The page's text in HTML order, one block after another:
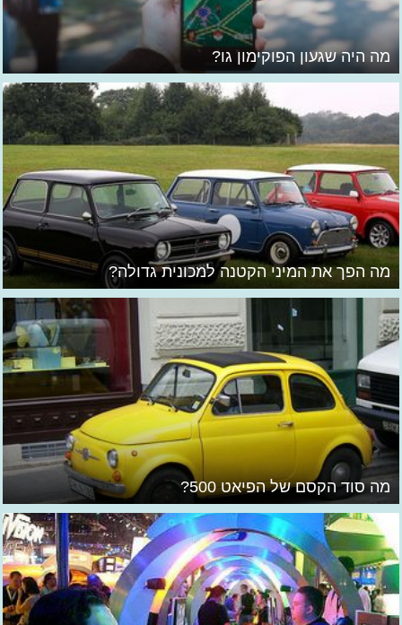
מה היה שגעון הפוקימון גו?
מה הפך את המיני הקטנה למכונית גדולה?
מה סוד הקסם של הפיאט 500?